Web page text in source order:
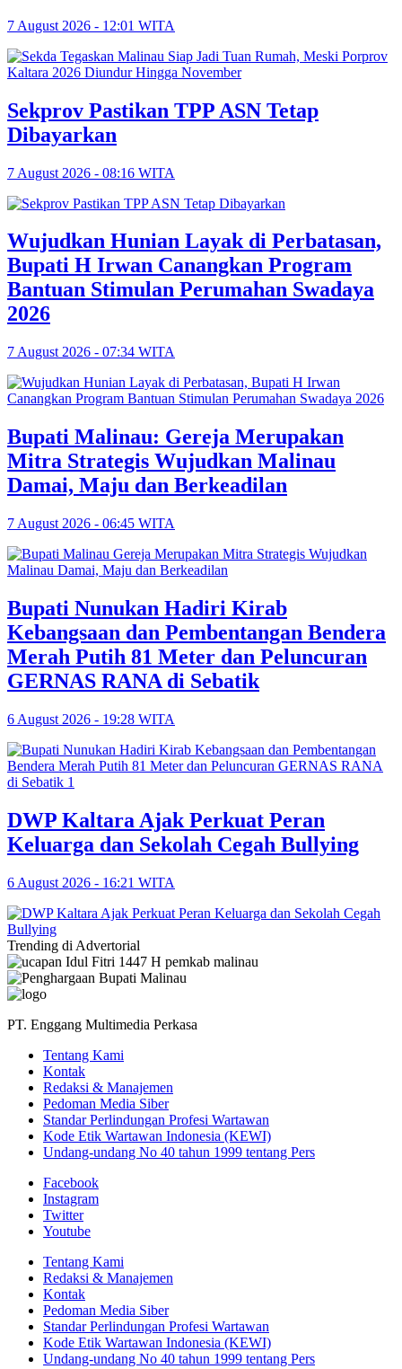
7 August 2026 - 12:01 WITA
Sekprov Pastikan TPP ASN Tetap
Dibayarkan
7 August 2026 - 08:16 WITA
Wujudkan Hunian Layak di Perbatasan,
Bupati H Irwan Canangkan Program
Bantuan Stimulan Perumahan Swadaya
2026
7 August 2026 - 07:34 WITA
Bupati Malinau: Gereja Merupakan
Mitra Strategis Wujudkan Malinau
Damai, Maju dan Berkeadilan
7 August 2026 - 06:45 WITA
Bupati Nunukan Hadiri Kirab
Kebangsaan dan Pembentangan Bendera
Merah Putih 81 Meter dan Peluncuran
GERNAS RANA di Sebatik
6 August 2026 - 19:28 WITA
DWP Kaltara Ajak Perkuat Peran
Keluarga dan Sekolah Cegah Bullying
6 August 2026 - 16:21 WITA
Trending di Advertorial
PT. Enggang Multimedia Perkasa
Tentang Kami
Kontak
Redaksi & Manajemen
Pedoman Media Siber
Standar Perlindungan Profesi Wartawan
Kode Etik Wartawan Indonesia (KEWI)
Undang-undang No 40 tahun 1999 tentang Pers
Facebook
Instagram
Twitter
Youtube
Tentang Kami
Redaksi & Manajemen
Kontak
Pedoman Media Siber
Standar Perlindungan Profesi Wartawan
Kode Etik Wartawan Indonesia (KEWI)
Undang-undang No 40 tahun 1999 tentang Pers